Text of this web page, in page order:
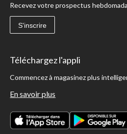
Recevez votre prospectus
S'inscrire
Téléchargez l'appli
Commencez à magasinez plus
En savoir plus